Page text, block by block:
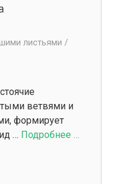
листьями /
ветвями и
формирует
… Подробнее …